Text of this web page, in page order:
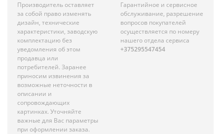
Производитель оставляет
за собой право изменять
дизайн, технические
характеристики, заводскую
комплектацию без
уведомления об этом
продавца или
потребителей. Заранее
приносим извинения за
возможные неточности в
описании и
сопровождающих
картинках. Уточняйте
важные для Вас параметры
при оформлении заказа.
Гарантийное и сервисное
обслуживание, разрешение
вопросов покупателей
осуществляется по номеру
нашего отдела сервиса
+375295547454